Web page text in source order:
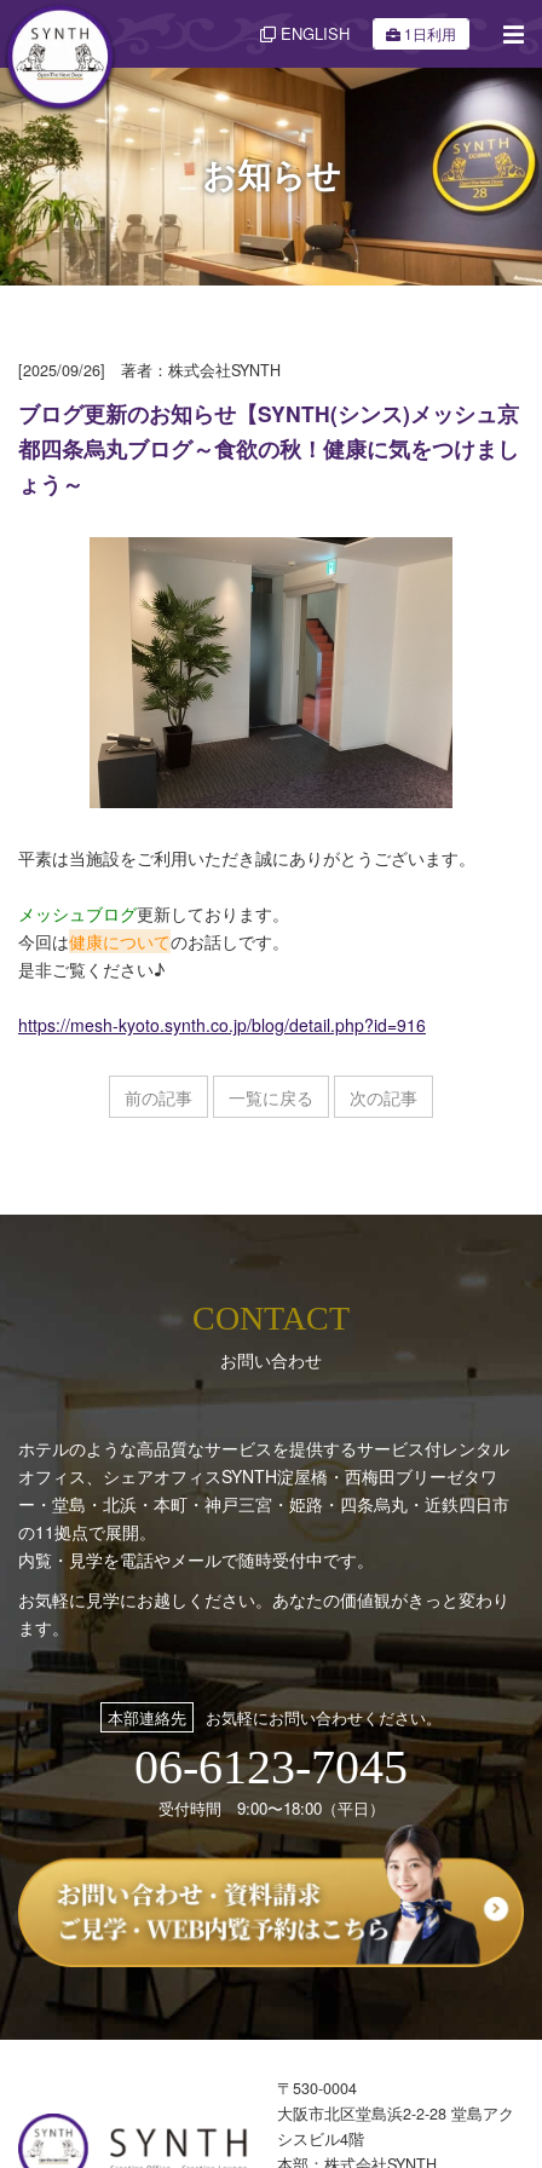
ENGLISH 1日利用
お知らせ
[2025/09/26] 著者：株式会社SYNTH
ブログ更新のお知らせ【SYNTH(シンス)メッシュ京
都四条烏丸ブログ～食欲の秋！健康に気をつけまし
ょう～
平素は当施設をご利用いただき誠にありがとうございます。
メッシュブログ更新しております。
今回は健康についてのお話しです。
是非ご覧ください♪
https://mesh-kyoto.synth.co.jp/blog/detail.php?id=916
前の記事 一覧に戻る 次の記事
CONTACT
お問い合わせ
ホテルのような高品質なサービスを提供するサービス付レンタル
オフィス、シェアオフィスSYNTH淀屋橋・西梅田ブリーゼタワ
ー・堂島・北浜・本町・神戸三宮・姫路・四条烏丸・近鉄四日市
の11拠点で展開。
内覧・見学を電話やメールで随時受付中です。
お気軽に見学にお越しください。あなたの価値観がきっと変わり
ます。
本部連絡先 お気軽にお問い合わせください。
06-6123-7045
受付時間 9:00〜18:00（平日）
〒530-0004
大阪市北区堂島浜2-2-28 堂島アク
シスビル4階